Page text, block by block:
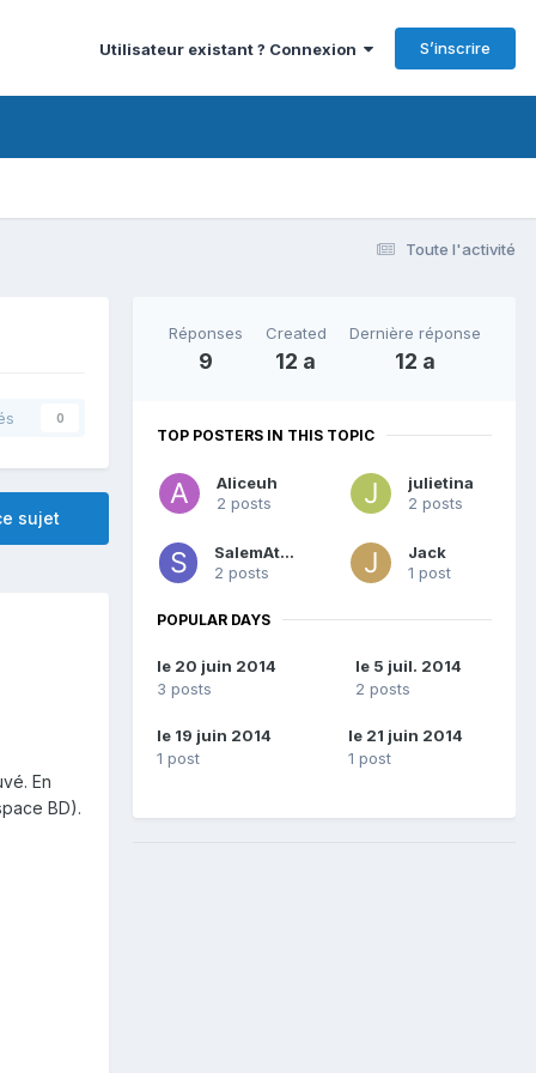
Utilisateur existant ? Connexion S’inscrire
Toute l'activité
0
sujet
En
BD).
Réponses
9
Created
12 a
Dernière réponse
12 a
TOP POSTERS IN THIS TOPIC
Aliceuh
2 posts
julietina
2 posts
SalemAthor
2 posts
Jack
1 post
POPULAR DAYS
le 20 juin 2014
3 posts
le 5 juil. 2014
2 posts
le 19 juin 2014
1 post
le 21 juin 2014
1 post